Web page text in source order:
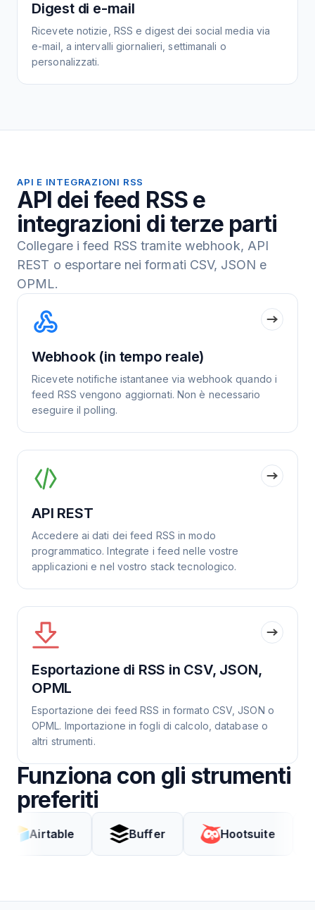
Digest di e-mail
Ricevete notizie, RSS e digest dei social media via
e-mail, a intervalli giornalieri, settimanali o
personalizzati.
API E INTEGRAZIONI RSS
API dei feed RSS e
integrazioni di terze parti
Collegare i feed RSS tramite webhook, API
REST o esportare nei formati CSV, JSON e
OPML.
Webhook (in tempo reale)
Ricevete notifiche istantanee via webhook quando i
feed RSS vengono aggiornati. Non è necessario
eseguire il polling.
API REST
Accedere ai dati dei feed RSS in modo
programmatico. Integrate i feed nelle vostre
applicazioni e nel vostro stack tecnologico.
Esportazione di RSS in CSV, JSON,
OPML
Esportazione dei feed RSS in formato CSV, JSON o
OPML. Importazione in fogli di calcolo, database o
altri strumenti.
Funziona con gli strumenti
preferiti
Buffer Hootsuite